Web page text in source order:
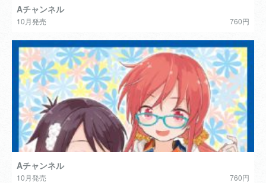
Aチャンネル
10月発売 760円
Aチャンネル
10月発売 760円